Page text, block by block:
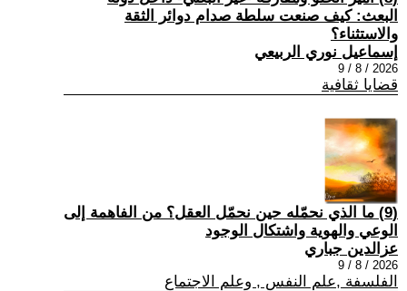
البعث: كيف صنعت سلطة صدام دوائر الثقة
والاستثناء؟
إسماعيل نوري الربيعي
2026 / 8 / 9
قضايا ثقافية
(9) ما الذي نحمّله حين نحمّل العقل؟ من الفاهمة إلى
الوعي والهوية واشتكال الوجود
عزالدين جباري
2026 / 8 / 9
الفلسفة ,علم النفس , وعلم الاجتماع